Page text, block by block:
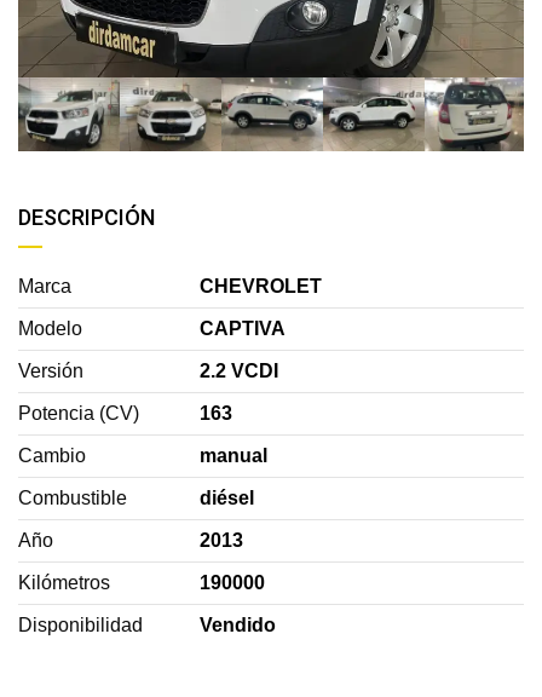
DESCRIPCIÓN
Marca CHEVROLET
Modelo CAPTIVA
Versión 2.2 VCDI
Potencia (CV) 163
Cambio manual
Combustible diésel
Año 2013
Kilómetros 190000
Disponibilidad Vendido